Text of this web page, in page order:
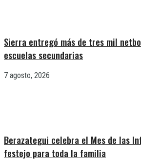
Sierra entregó más de tres mil
escuelas secundarias
7 agosto, 2026
Berazategui celebra el Mes de las
festejo para toda la familia